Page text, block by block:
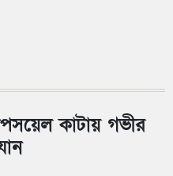
কাটায় গভীর